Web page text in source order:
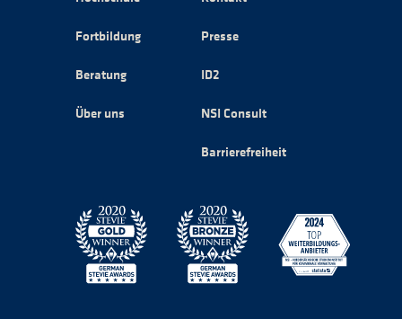
Fortbildung
Beratung
Über uns
Presse
ID2
NSI Consult
Barrierefreiheit